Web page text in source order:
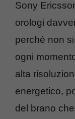
Sony
orologi
perchè non
ogni
alta
energetico,
del brano